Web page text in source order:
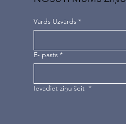
Vārds Uzvārds *
E- pasts *
Ievadiet ziņu šeit *